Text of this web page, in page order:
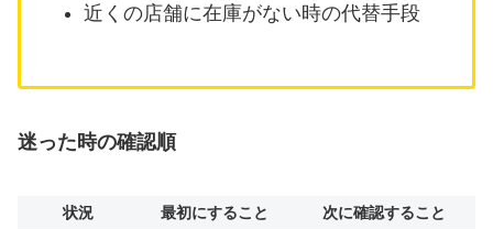
近くの店舗に在庫がない時の代替手段
迷った時の確認順
状況 最初にすること
次に確認すること